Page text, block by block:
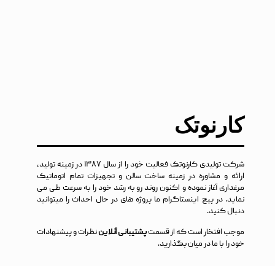
کارنوتک
شرکت تولیدی کارنوتک فعالیت خود را از سال ۱۳۸۷ در زمینه تولید،
ارائه و مشاوره در زمینه ساخت سالن و تجهیزات تمام اتوماتیک
مرغداری آغاز نموده و اکنون روند رو به رشد خود را به سرعت طی می
نماید. در پیج اینستاگرام ما پروژه های در حال احداث را میتوانید
دنبال کنید.
موجب افتخار است که از قسمتپشتیبانی آنلایننظرات و پیشنهادات
خود را با ما در میان بگذارید.